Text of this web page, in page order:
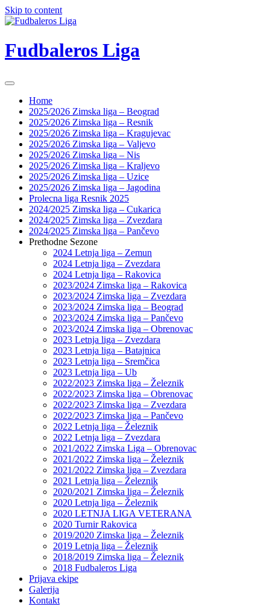
Skip to content
Fudbaleros Liga
Home
2025/2026 Zimska liga – Beograd
2025/2026 Zimska liga – Resnik
2025/2026 Zimska liga – Kragujevac
2025/2026 Zimska liga – Valjevo
2025/2026 Zimska liga – Nis
2025/2026 Zimska liga – Kraljevo
2025/2026 Zimska liga – Uzice
2025/2026 Zimska liga – Jagodina
Prolecna liga Resnik 2025
2024/2025 Zimska liga – Cukarica
2024/2025 Zimska liga – Zvezdara
2024/2025 Zimska liga – Pančevo
Prethodne Sezone
2024 Letnja liga – Zemun
2024 Letnja liga – Zvezdara
2024 Letnja liga – Rakovica
2023/2024 Zimska liga – Rakovica
2023/2024 Zimska liga – Zvezdara
2023/2024 Zimska liga – Beograd
2023/2024 Zimska liga – Pančevo
2023/2024 Zimska liga – Obrenovac
2023 Letnja liga – Zvezdara
2023 Letnja liga – Batajnica
2023 Letnja liga – Sremčica
2023 Letnja liga – Ub
2022/2023 Zimska liga – Železnik
2022/2023 Zimska liga – Obrenovac
2022/2023 Zimska liga – Zvezdara
2022/2023 Zimska liga – Pančevo
2022 Letnja liga – Železnik
2022 Letnja liga – Zvezdara
2021/2022 Zimska Liga – Obrenovac
2021/2022 Zimska liga – Železnik
2021/2022 Zimska liga – Zvezdara
2021 Letnja liga – Železnik
2020/2021 Zimska liga – Železnik
2020 Letnja liga – Železnik
2020 LETNJA LIGA VETERANA
2020 Turnir Rakovica
2019/2020 Zimska liga – Železnik
2019 Letnja liga – Železnik
2018/2019 Zimska liga – Železnik
2018 Fudbaleros Liga
Prijava ekipe
Galerija
Kontakt